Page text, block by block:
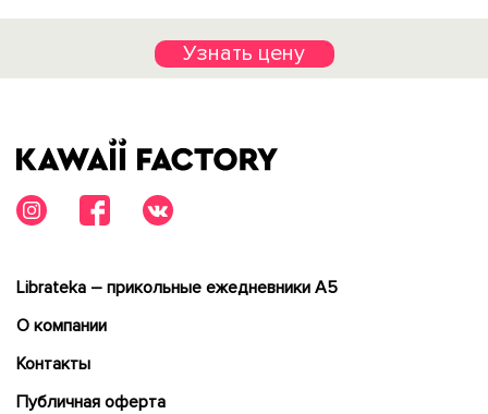
Узнать цену
Librateka – прикольные ежедневники А5
О компании
Контакты
Публичная оферта